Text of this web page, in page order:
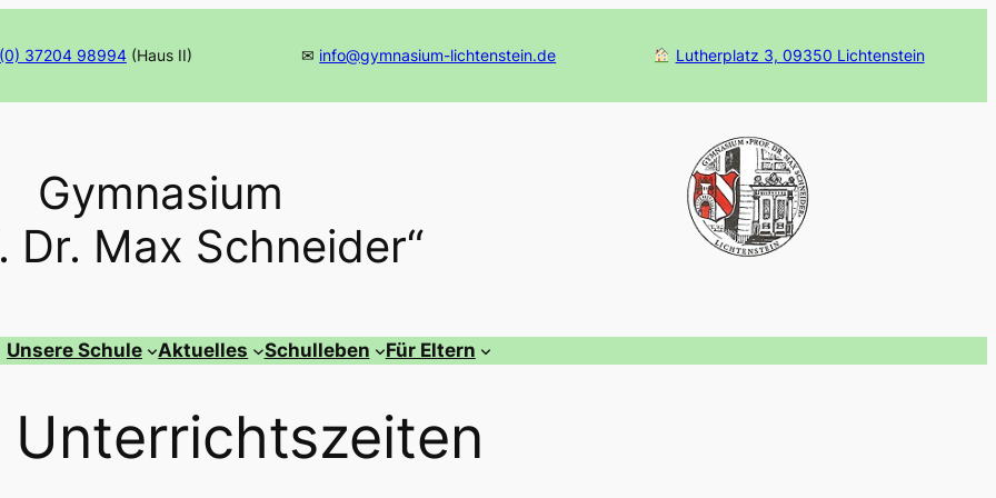
37204 98994(Haus II) ✉ info@gymnasium-lichtenstein.de Lutherplatz 3, 09350 Lichtenstein
Gymnasium
Dr. Max Schneider“
Unsere Schule Aktuelles Schulleben Für Eltern
Unterrichtszeiten